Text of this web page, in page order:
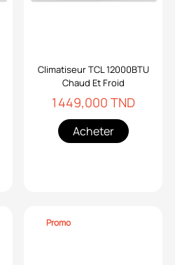
Climatiseur TCL 12000BTU
Chaud Et Froid
1 449,000 TND
Acheter
Promo